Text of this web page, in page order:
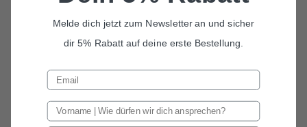
Melde dich jetzt zum Newsletter an und sicher
dir 5% Rabatt auf deine erste Bestellung.